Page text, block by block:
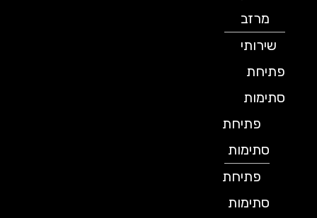
מרזב
שירותי
פתיחת
סתימות
פתיחת
סתימות
פתיחת
סתימות